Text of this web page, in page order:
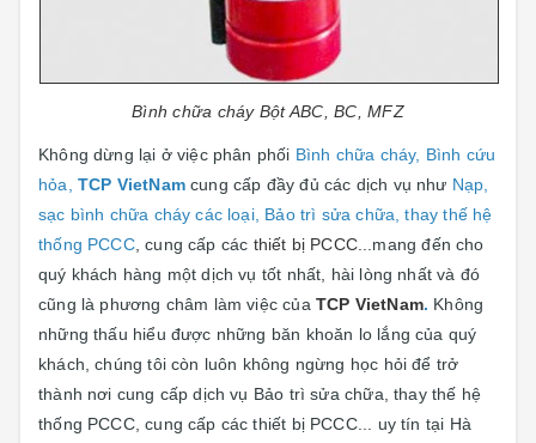
Bình chữa cháy Bột ABC, BC, MFZ
Không dừng lại ở việc phân phối Bình chữa cháy, Bình cứu
hỏa
TCP VietNam cung cấp đầy đủ các dịch vụ như Nạp,
sạc bình chữa cháy các loại, Bảo trì sửa chữa, thay thế hệ
thống PCCC, cung cấp các thiết bị PCCC.
..mang đến cho
quý khách hàng một dịch vụ tốt nhất, hài lòng nhất và đó
cũng là phương châm làm việc của TCP VietNam. Không
những thấu hiểu được những băn khoăn lo lắng của quý
khách, chúng tôi còn luôn không ngừng học hỏi để trở
thành nơi cung cấp dịch vụ Bảo trì sửa chữa, thay thế hệ
thống PCCC, cung cấp các thiết bị PCCC... uy tín tại Hà